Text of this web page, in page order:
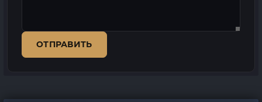
ОТПРАВИТЬ